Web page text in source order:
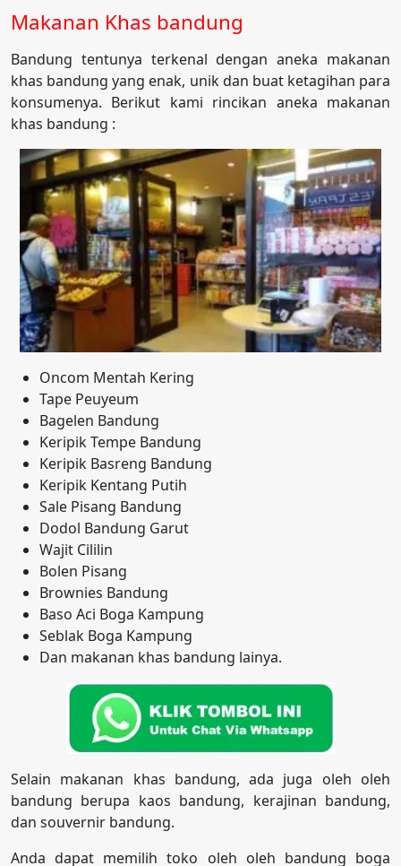
Makanan Khas bandung
Bandung tentunya terkenal dengan aneka makanan
khas bandung yang enak, unik dan buat ketagihan para
konsumenya. Berikut kami rincikan aneka makanan
khas bandung :
Oncom Mentah Kering
Tape Peuyeum
Bagelen Bandung
Keripik Tempe Bandung
Keripik Basreng Bandung
Keripik Kentang Putih
Sale Pisang Bandung
Dodol Bandung Garut
Wajit Cililin
Bolen Pisang
Brownies Bandung
Baso Aci Boga Kampung
Seblak Boga Kampung
Dan makanan khas bandung lainya.
Selain makanan khas bandung, ada juga oleh oleh
bandung berupa kaos bandung, kerajinan bandung,
dan souvernir bandung.
Anda dapat memilih toko oleh oleh bandung boga